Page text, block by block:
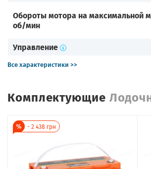
Обороты мотора на максимальной
об/мин
Управление
Все характеристики >>
Комплектующие
-2 438 грн